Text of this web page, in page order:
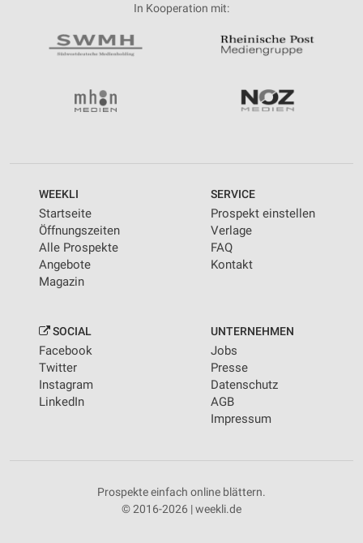
In Kooperation mit:
WEEKLI
Startseite
Öffnungszeiten
Alle Prospekte
Angebote
Magazin
SERVICE
Prospekt einstellen
Verlage
FAQ
Kontakt
SOCIAL
Facebook
Twitter
Instagram
LinkedIn
UNTERNEHMEN
Jobs
Presse
Datenschutz
AGB
Impressum
Prospekte einfach online blättern.
© 2016-2026 | weekli.de